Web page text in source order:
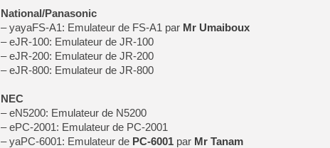
National/Panasonic
– yayaFS-A1: Emulateur de FS-A1 par Mr Umaiboux
– eJR-100: Emulateur de JR-100
– eJR-200: Emulateur de JR-200
– eJR-800: Emulateur de JR-800
NEC
– eN5200: Emulateur de N5200
– ePC-2001: Emulateur de PC-2001
– yaPC-6001: Emulateur de PC-6001 par Mr Tanam